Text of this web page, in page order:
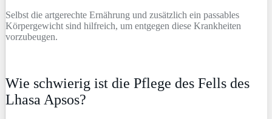
Selbst die artgerechte Ernährung und zusätzlich ein passables
Körpergewicht sind hilfreich, um entgegen diese Krankheiten
vorzubeugen.
Wie schwierig ist die Pflege des Fells des
Lhasa Apsos?